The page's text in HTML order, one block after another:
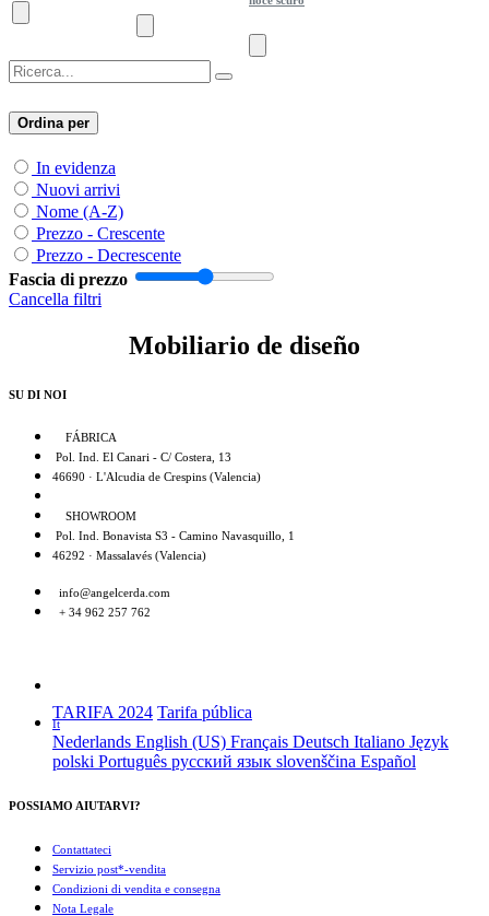
Ordina per
In evidenza
Nuovi arrivi
Nome (A-Z)
Prezzo - Crescente
Prezzo - Decrescente
Fascia di prezzo
Cancella filtri
Mobiliario de diseño
SU DI NOI
FÁBRICA
Pol. Ind. El Canari - C/ Costera, 13
46690 · L'Alcudia de Crespins (Valencia)
SHOWROOM
Pol. Ind. Bonavista S3 - Camino Navasquillo, 1
46292 · Massalavés (Valencia)
info@angelcerda.com
+ 34 962 257 762
TARIFA 2024 Tarifa pública
It
Nederlands English (US) Français Deutsch Italiano Język
polski Português русский язык slovenščina Español
POSSIAMO AIUTARVI?
Contattateci
Servizio post*-vendita
Condizioni di vendita e consegna
Nota Legale